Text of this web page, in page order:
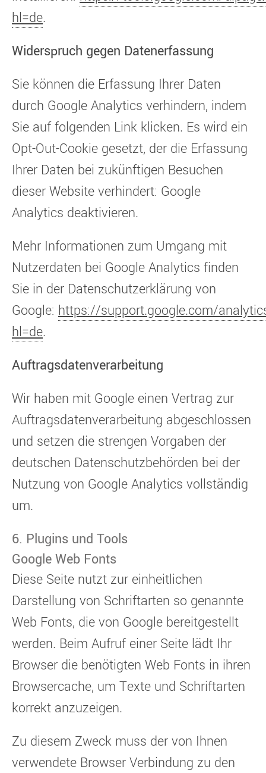
hl=de.
Widerspruch gegen Datenerfassung
Sie können die Erfassung Ihrer Daten
durch Google Analytics verhindern, indem
Sie auf folgenden Link klicken. Es wird ein
Opt-Out-Cookie gesetzt, der die Erfassung
Ihrer Daten bei zukünftigen Besuchen
dieser Website verhindert: Google
Analytics deaktivieren.
Mehr Informationen zum Umgang mit
Nutzerdaten bei Google Analytics finden
Sie in der Datenschutzerklärung von
Google: https://support.google.com/
hl=de.
Auftragsdatenverarbeitung
Wir haben mit Google einen Vertrag zur
Auftragsdatenverarbeitung abgeschlossen
und setzen die strengen Vorgaben der
deutschen Datenschutzbehörden bei der
Nutzung von Google Analytics vollständig
um.
6. Plugins und Tools
Google Web Fonts
Diese Seite nutzt zur einheitlichen
Darstellung von Schriftarten so genannte
Web Fonts, die von Google bereitgestellt
werden. Beim Aufruf einer Seite lädt Ihr
Browser die benötigten Web Fonts in ihren
Browsercache, um Texte und Schriftarten
korrekt anzuzeigen.
Zu diesem Zweck muss der von Ihnen
verwendete Browser Verbindung zu den